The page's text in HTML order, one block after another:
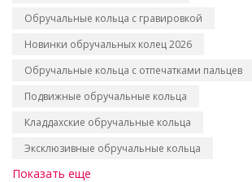
Обручальные кольца с гравировкой
Новинки обручальных колец 2026
Обручальные кольца с отпечатками пальцев
Подвижные обручальные кольца
Кладдахские обручальные кольца
Эксклюзивные обручальные кольца
Показать еще